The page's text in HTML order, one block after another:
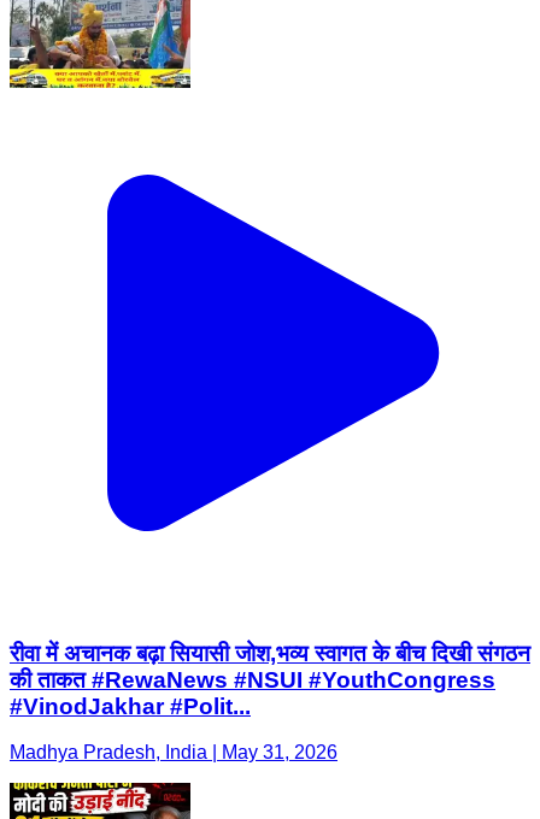
रीवा में अचानक बढ़ा सियासी जोश,भव्य स्वागत के बीच दिखी संगठन
की ताकत #RewaNews #NSUI #YouthCongress
#VinodJakhar #Polit...
Madhya Pradesh, India | May 31, 2026